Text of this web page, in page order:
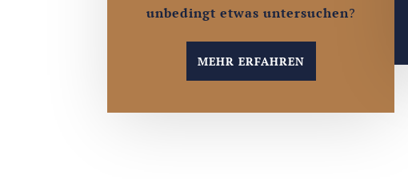
unbedingt etwas untersuchen?
MEHR ERFAHREN